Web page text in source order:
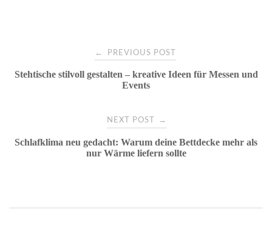
navigation
← PREVIOUS POST
Stehtische stilvoll gestalten – kreative Ideen für Messen und
Events
NEXT POST →
Schlafklima neu gedacht: Warum deine Bettdecke mehr als
nur Wärme liefern sollte